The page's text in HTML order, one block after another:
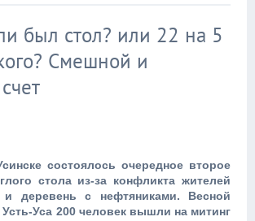
был стол? или 22 на 5
Смешной и
состоялось очередное второе
стола из-за конфликта жителей
и деревень с нефтяниками. Весной
Усть-Уса 200 человек вышли на митинг